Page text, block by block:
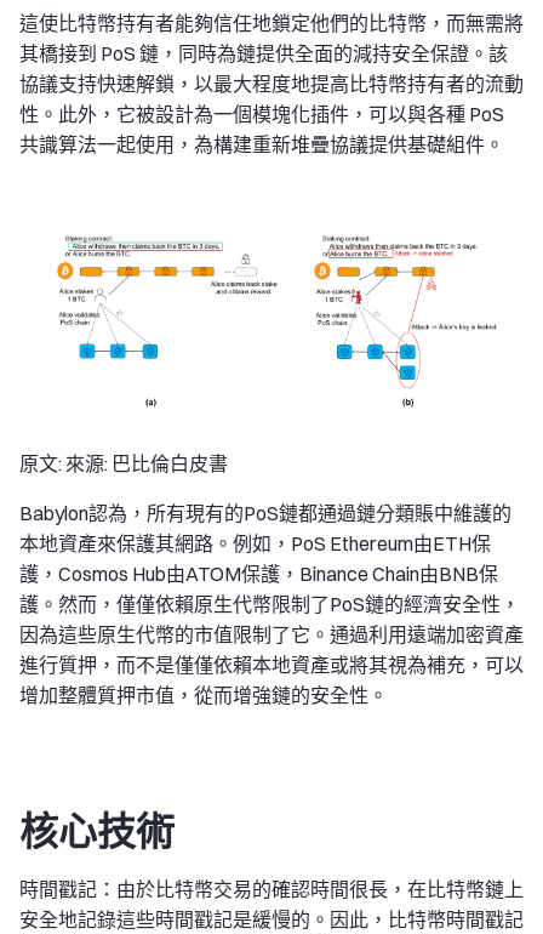
這使比特幣持有者能夠信任地鎖定他們的比特幣，而無需將
其橋接到 PoS 鏈，同時為鏈提供全面的減持安全保證。該
協議支持快速解鎖，以最大程度地提高比特幣持有者的流動
性。此外，它被設計為一個模塊化插件，可以與各種 PoS
共識算法一起使用，為構建重新堆疊協議提供基礎組件。
原文: 來源: 巴比倫白皮書
Babylon認為，所有現有的PoS鏈都通過鏈分類賬中維護的
本地資產來保護其網路。例如，PoS Ethereum由ETH保
護，Cosmos Hub由ATOM保護，Binance Chain由BNB保
護。然而，僅僅依賴原生代幣限制了PoS鏈的經濟安全性，
因為這些原生代幣的市值限制了它。通過利用遠端加密資產
進行質押，而不是僅僅依賴本地資產或將其視為補充，可以
增加整體質押市值，從而增強鏈的安全性。
核心技術
時間戳記：由於比特幣交易的確認時間很長，在比特幣鏈上
安全地記錄這些時間戳記是緩慢的。因此，比特幣時間戳記